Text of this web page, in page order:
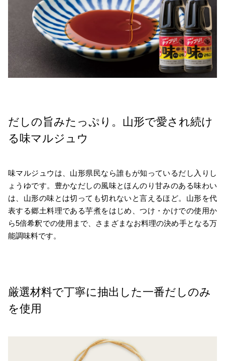
だしの旨みたっぷり。山形で愛され続け
る味マルジュウ
味マルジュウは、山形県民なら誰もが知っているだし入りし
ょうゆです。豊かなだしの風味とほんのり甘みのある味わい
は、山形の味とは切っても切れないと言えるほど。山形を代
表する郷土料理である芋煮をはじめ、つけ・かけでの使用か
ら5倍希釈での使用まで、さまざまなお料理の決め手となる万
能調味料です。
厳選材料で丁寧に抽出した一番だしのみ
を使用